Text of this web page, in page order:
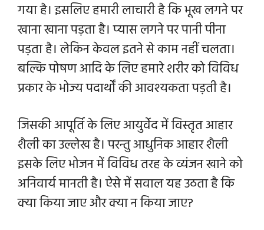
गया है। इसलिए हमारी लाचारी है कि भूख लगने पर
खाना खाना पड़ता है। प्यास लगने पर पानी पीना
पड़ता है। लेकिन केवल इतने से काम नहीं चलता।
बल्कि पोषण आदि के लिए हमारे शरीर को विविध
प्रकार के भोज्य पदार्थों की आवश्यकता पड़ती है।
जिसकी आपूर्ति के लिए आयुर्वेद में विस्तृत आहार
शैली का उल्लेख है। परन्तु आधुनिक आहार शैली
इसके लिए भोजन में विविध तरह के व्यंजन खाने को
अनिवार्य मानती है। ऐसे में सवाल यह उठता है कि
क्या किया जाए और क्या न किया जाए?